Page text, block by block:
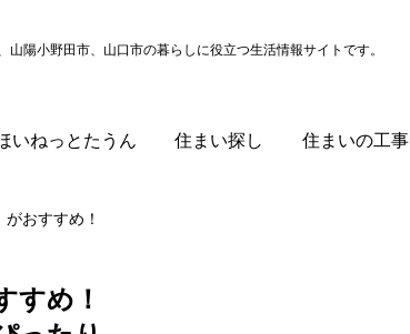
山陽小野田市、山口市の暮らしに役立つ生活情報サイトです。
いねっとたうん 住まい探し 住まいの工事
おすすめ！
すめ！